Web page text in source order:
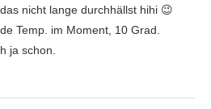
nicht lange durchhällst hihi 😉
Temp. im Moment, 10 Grad.
ja schon.